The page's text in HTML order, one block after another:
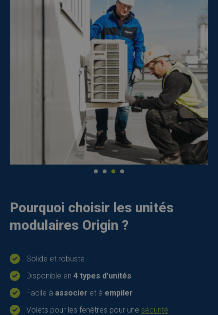
Pourquoi choisir les unités
modulaires Origin ?
Solide et robuste
Disponible en 4 types d'unités
Facile à associer et à empiler
Volets pour les fenêtres pour une sécurité